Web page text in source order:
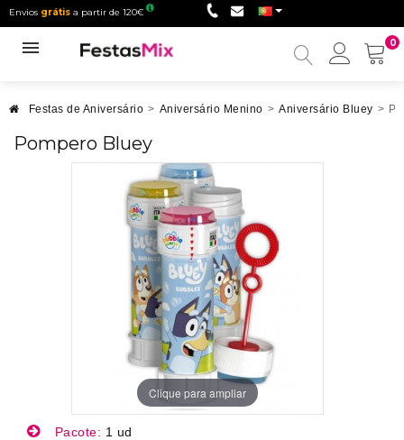
Envios grátis a partir de 120€
0
Minha
Festas de Aniversário > Aniversário Menino > Aniversário Bluey >
Pompero Bluey
Clique para ampliar
Pacote: 1 ud